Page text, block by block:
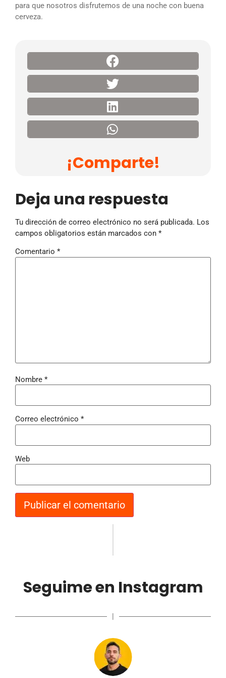
para que nosotros disfrutemos de una noche con buena
cerveza.
¡Comparte!
Deja una respuesta
Tu dirección de correo electrónico no será publicada. Los
campos obligatorios están marcados con *
Comentario *
Nombre *
Correo electrónico *
Web
Seguime en Instagram
|